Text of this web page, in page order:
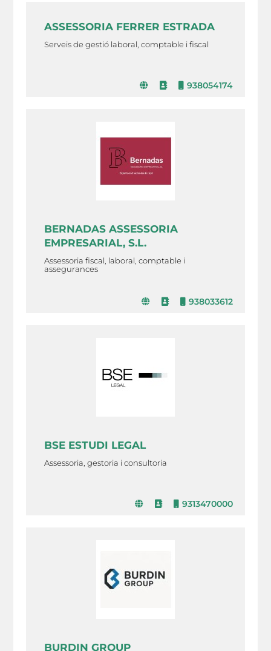
ASSESSORIA FERRER ESTRADA
Serveis de gestió laboral, comptable i fiscal
938054174
BERNADAS ASSESSORIA
EMPRESARIAL, S.L.
Assessoria fiscal, laboral, comptable i
assegurances
938033612
BSE ESTUDI LEGAL
Assessoria, gestoria i consultoria
9313470000
BURDIN GROUP